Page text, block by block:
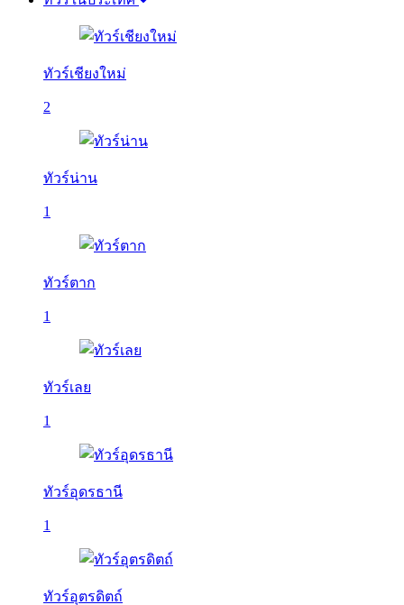
ทัวร์เชียงใหม่
2
ทัวร์น่าน
1
ทัวร์ตาก
1
ทัวร์เลย
1
ทัวร์อุดรธานี
1
ทัวร์อุตรดิตถ์